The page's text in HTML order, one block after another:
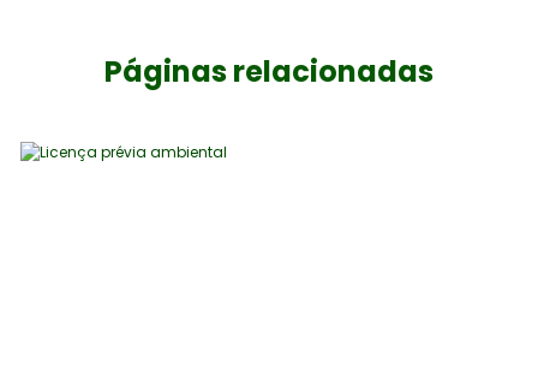
Páginas relacionadas